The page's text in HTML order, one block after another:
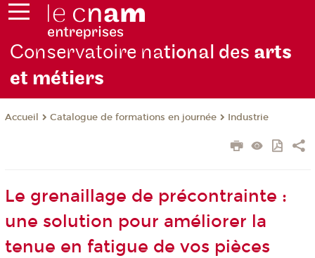
Conservatoire national des arts
et métiers
Accueil Catalogue de formations en journée Industrie
Le grenaillage de précontrainte :
une solution pour améliorer la
tenue en fatigue de vos pièces